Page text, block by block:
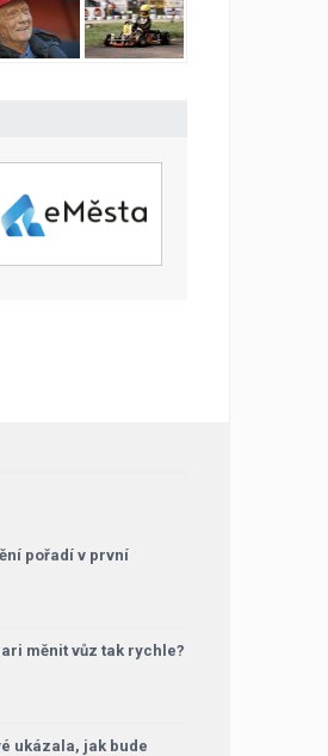
pořadí v první
měnit vůz tak rychle?
ukázala, jak bude